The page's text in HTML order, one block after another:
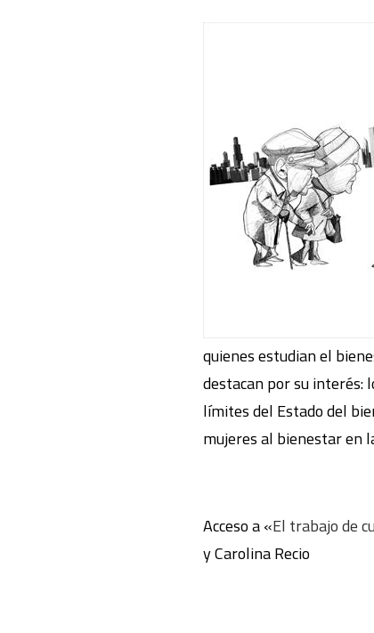
quienes estudian el
destacan por su interés:
límites del Estado del
mujeres al bienestar en
Acceso a «El trabajo de
y Carolina Recio